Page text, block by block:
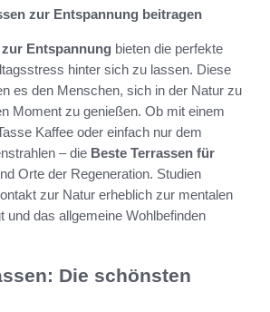
zur Entspannung beitragen
Entspannung bieten die perfekte
hinter sich zu lassen. Diese
es den Menschen, sich in der Natur zu
Moment zu genießen. Ob mit einem
Kaffee oder einfach nur dem
– die Beste Terrassen für
Orte der Regeneration. Studien
zur Natur erheblich zur mentalen
und das allgemeine Wohlbefinden
Die schönsten